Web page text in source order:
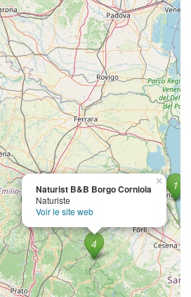
Naturist B&B Borgo Corniola
Naturiste
Voir le site web
×